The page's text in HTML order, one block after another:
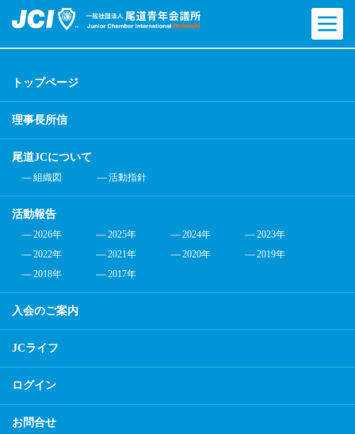
トップページ
理事長所信
尾道JCについて
組織図 活動指針
活動報告
2026年 2025年 2024年
2023年
2022年
2021年 2020年
2019年
2018年
2017年
入会のご案内
JCライフ
ログイン
お問合せ